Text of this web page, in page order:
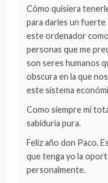
Cómo quisiera
para darles un fuerte
este ordenador
personas que me
son seres humanos
obscura en la que
este sistema
Como siempre mi
sabiduría pura.
Feliz año don Paco.
que tenga yo la
personalmente.